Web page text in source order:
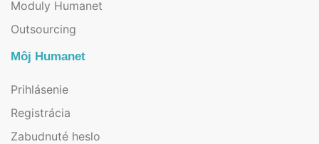
Moduly Humanet
Outsourcing
Môj Humanet
Prihlásenie
Registrácia
Zabudnuté heslo